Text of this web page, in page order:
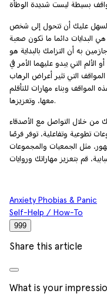
السهل عليك أن تتحول إلى شخص
البدايات دائما ما تكون صعبة
به أن التزامك بالبداية هو
التي يبدو عليهما الأمر في
التي تثير أعراض الرهاب
المواقف وبناء مهارات للتأقلم
معها، وتعزيزها.
من خلال التواصل مع الأصدقاء
تطوعية وتفاعلية، توفر فرصًا
مثل الجمعيات والمجموعات
Anxiety Phobias & Panic
Self-Help / How-To
999
Share this article
What is your